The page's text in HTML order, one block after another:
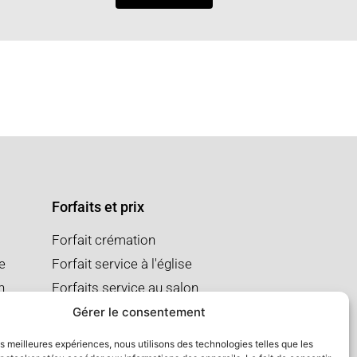
Gérer le consentement
meilleures expériences, nous utilisons des technologies telles que les
Forfaits et prix
Forfait crémation
Forfait service à l'église
Forfaits service au salon